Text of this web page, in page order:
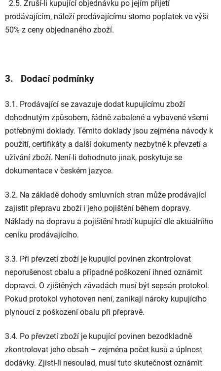
2.5. Zruší-li kupující objednávku po jejím přijetí
prodávajícím, náleží prodávajícímu storno poplatek ve výši
50% z ceny objednaného zboží.
3. Dodací podmínky
3.1. Prodávající se zavazuje dodat kupujícímu zboží
dohodnutým způsobem, řádně zabalené a vybavené všemi
potřebnými doklady. Těmito doklady jsou zejména návody k
použití, certifikáty a další dokumenty nezbytné k převzetí a
užívání zboží. Není-li dohodnuto jinak, poskytuje se
dokumentace v českém jazyce.
3.2. Na základě dohody smluvních stran může prodávající
zajistit přepravu zboží i jeho pojištění během dopravy.
Náklady na dopravu a pojištění hradí kupující dle aktuálního
ceníku prodávajícího.
3.3. Při převzetí zboží je kupující povinen zkontrolovat
neporušenost obalu a případné poškození ihned oznámit
dopravci. O zjištěných závadách musí být sepsán protokol.
Pokud protokol vyhotoven není, zanikají nároky kupujícího
plynoucí z poškození obalu při přepravě.
3.4. Po převzetí zboží je kupující povinen bezodkladně
zkontrolovat jeho obsah – zejména počet kusů a úplnost
dodávky. Zjistí-li nesoulad, musí tuto skutečnost oznámit